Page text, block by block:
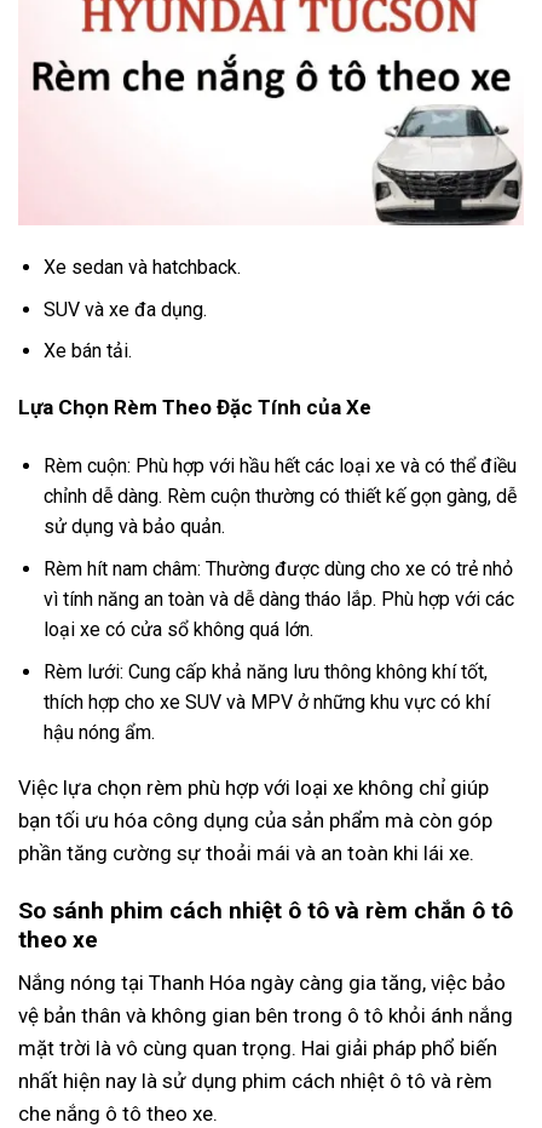
Xe sedan và hatchback.
SUV và xe đa dụng.
Xe bán tải.
Lựa Chọn Rèm Theo Đặc Tính của Xe
Rèm cuộn: Phù hợp với hầu hết các loại xe và có thể điều
chỉnh dễ dàng. Rèm cuộn thường có thiết kế gọn gàng, dễ
sử dụng và bảo quản.
Rèm hít nam châm: Thường được dùng cho xe có trẻ nhỏ
vì tính năng an toàn và dễ dàng tháo lắp. Phù hợp với các
loại xe có cửa sổ không quá lớn.
Rèm lưới: Cung cấp khả năng lưu thông không khí tốt,
thích hợp cho xe SUV và MPV ở những khu vực có khí
hậu nóng ẩm.
Việc lựa chọn rèm phù hợp với loại xe không chỉ giúp
bạn tối ưu hóa công dụng của sản phẩm mà còn góp
phần tăng cường sự thoải mái và an toàn khi lái xe.
So sánh phim cách nhiệt ô tô và rèm chắn ô tô
theo xe
Nắng nóng tại Thanh Hóa ngày càng gia tăng, việc bảo
vệ bản thân và không gian bên trong ô tô khỏi ánh nắng
mặt trời là vô cùng quan trọng. Hai giải pháp phổ biến
nhất hiện nay là sử dụng phim cách nhiệt ô tô và rèm
che nắng ô tô theo xe.